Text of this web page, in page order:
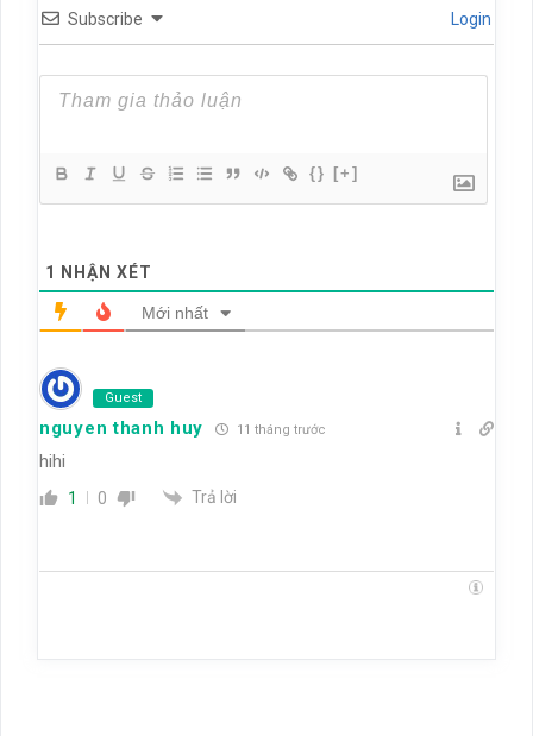
Subscribe Login
{} [+]
1 NHẬN XÉT
Mới nhất
Guest
nguyen thanh huy 11 tháng trước
hihi
1 0 Trả lời